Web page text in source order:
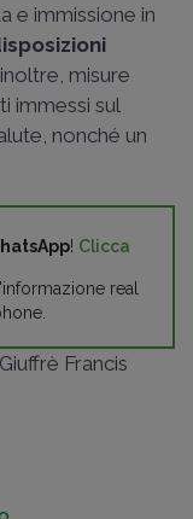
e immissione in
misure
immessi sul
nonché un
! Clicca
real
Francis